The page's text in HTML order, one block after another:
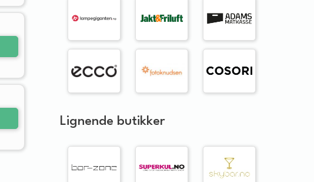
Lignende butikker